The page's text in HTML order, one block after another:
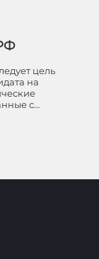
цель
на
с…